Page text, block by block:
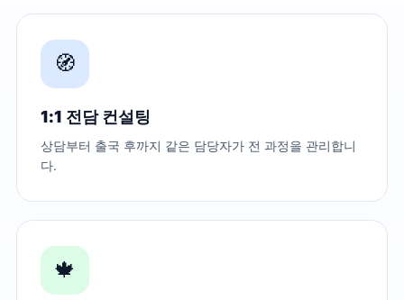
🧭
1:1 전담 컨설팅
상담부터 출국 후까지 같은 담당자가 전 과정을 관리합니
다.
🍁